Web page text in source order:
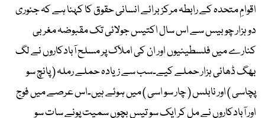
اقوامِ متحدہ کے رابطہ مرکز برائے انسانی حقوق کا کہنا ہے کہ جنوری
دو ہزار چوبیس سے اس سال اکتیس جولائی تک مقبوضہ مغربی
کنارے میں فلسطینیوں اور ان کی املاک پر مسلح آبادکاروں نے لگ
بھگ ڈھائی ہزار حملے کیے۔سب سے زیادہ حملے رملہ ( پانچ سو
پچاسی ) اور نابلس ( چار سو اسی ) میں ہوئے ہیں۔اس عرصے میں فوج
اور آبادکاروں نے مل کر ایک سو تیس بچوں سمیت پونے سات سو